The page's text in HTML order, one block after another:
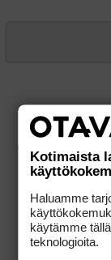
Kotimaista
Haluamme
käytämme
teknologioita.